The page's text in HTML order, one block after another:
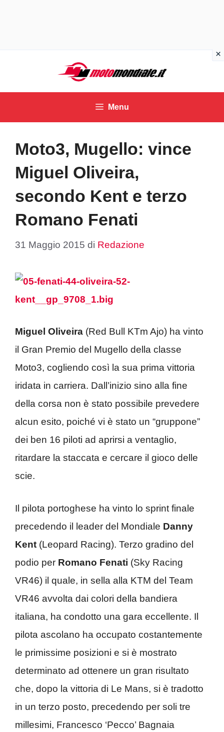
contenuto
Menu
Moto3, Mugello: vince
Miguel Oliveira,
secondo Kent e terzo
Romano Fenati
31 Maggio 2015 di Redazione
Miguel Oliveira (Red Bull KTm Ajo) ha vinto
il Gran Premio del Mugello della classe
Moto3, cogliendo così la sua prima vittoria
iridata in carriera. Dall’inizio sino alla fine
della corsa non è stato possibile prevedere
alcun esito, poiché vi è stato un “gruppone”
dei ben 16 piloti ad aprirsi a ventaglio,
ritardare la staccata e cercare il gioco delle
scie.
Il pilota portoghese ha vinto lo sprint finale
precedendo il leader del Mondiale Danny
Kent (Leopard Racing). Terzo gradino del
podio per Romano Fenati (Sky Racing
VR46) il quale, in sella alla KTM del Team
VR46 avvolta dai colori della bandiera
italiana, ha condotto una gara eccellente. Il
pilota ascolano ha occupato costantemente
le primissime posizioni e si è mostrato
determinato ad ottenere un gran risultato
che, dopo la vittoria di Le Mans, si è tradotto
in un terzo posto, precedendo per soli tre
millesimi, Francesco ‘Pecco’ Bagnaia